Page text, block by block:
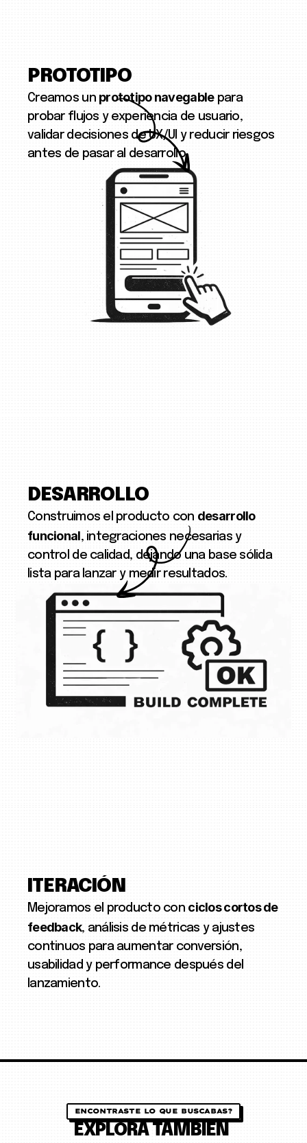
PROTOTIPO
Creamos un prototipo navegablepara
probar flujos y experiencia de usuario,
validar decisiones de UX/UI y reducir riesgos
antes de pasar al desarrollo.
DESARROLLO
Construimos el producto con desarrollo
funcional, integraciones necesarias y
control de calidad, dejando una base sólida
lista para lanzar y medir resultados.
ITERACIÓN
Mejoramos el producto con ciclos cortos de
feedback, análisis de métricas y ajustes
continuos para aumentar conversión,
usabilidad y performance después del
lanzamiento.
ENCONTRASTE LO QUE BUSCABAS?
EXPLORÁ TAMBIÉN